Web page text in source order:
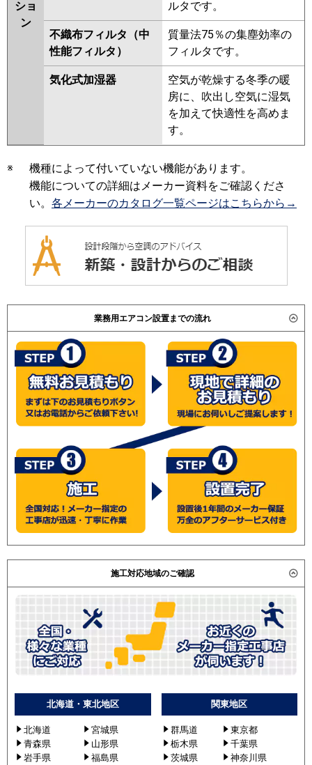
ショ
ン
ルタです。
不織布フィルタ（中
性能フィルタ）
質量法75％の集塵効率の
フィルタです。
気化式加湿器
空気が乾燥する冬季の暖
房に、吹出し空気に湿気
を加えて快適性を高めま
す。
※
機種によって付いていない機能があります。
機能についての詳細はメーカー資料をご確認くださ
い。 各メーカーのカタログ一覧ページはこちらから→
業務用エアコン設置までの流れ
施工対応地域のご確認
北海道・東北地区
北海道
宮城県
青森県
山形県
岩手県
福島県
関東地区
群馬道
東京都
栃木県
千葉県
茨城県
神奈川県